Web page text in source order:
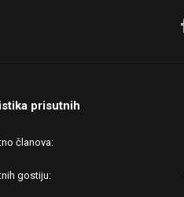
prisutnih
članova
gostiju